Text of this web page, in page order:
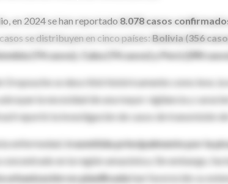
en 2024 se han reportado 8.078 casos
casos se distribuyen en cinco países: Bolivia (356
(74 casos), Cuba (74 casos) y Perú (290
Oropouche se describió históricamente como leve,
la necesidad de una mayor vigilancia y
reportó la investigación de casos de transmisión
enfermedad, trasmitida principalmente por la
concentrado en la región amazónica. Sin embargo,
urbanización no planificadahan favorecido su